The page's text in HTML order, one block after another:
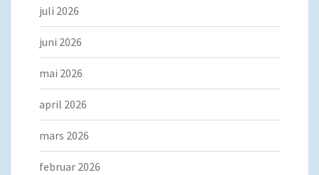
juli 2026
juni 2026
mai 2026
april 2026
mars 2026
februar 2026